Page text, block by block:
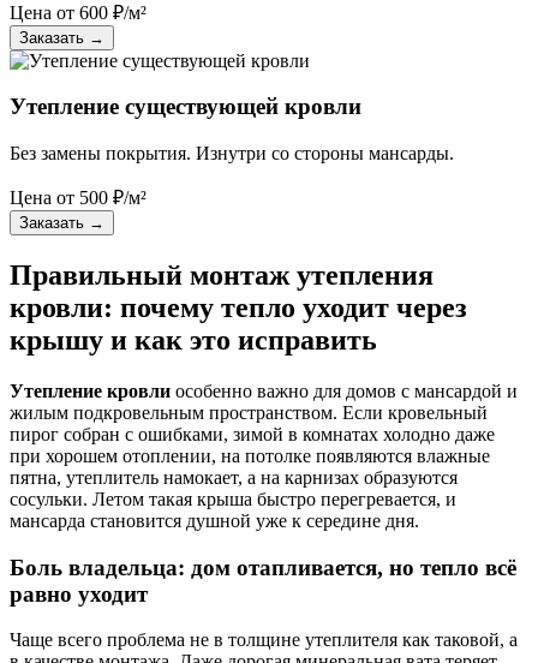
Цена от 600 ₽/м²
Заказать →
Утепление существующей кровли
Без замены покрытия. Изнутри со стороны мансарды.
Цена от 500 ₽/м²
Заказать →
Правильный монтаж утепления
кровли: почему тепло уходит через
крышу и как это исправить
Утепление кровли особенно важно для домов с мансардой и
жилым подкровельным пространством. Если кровельный
пирог собран с ошибками, зимой в комнатах холодно даже
при хорошем отоплении, на потолке появляются влажные
пятна, утеплитель намокает, а на карнизах образуются
сосульки. Летом такая крыша быстро перегревается, и
мансарда становится душной уже к середине дня.
Боль владельца: дом отапливается, но тепло всё
равно уходит
Чаще всего проблема не в толщине утеплителя как таковой, а